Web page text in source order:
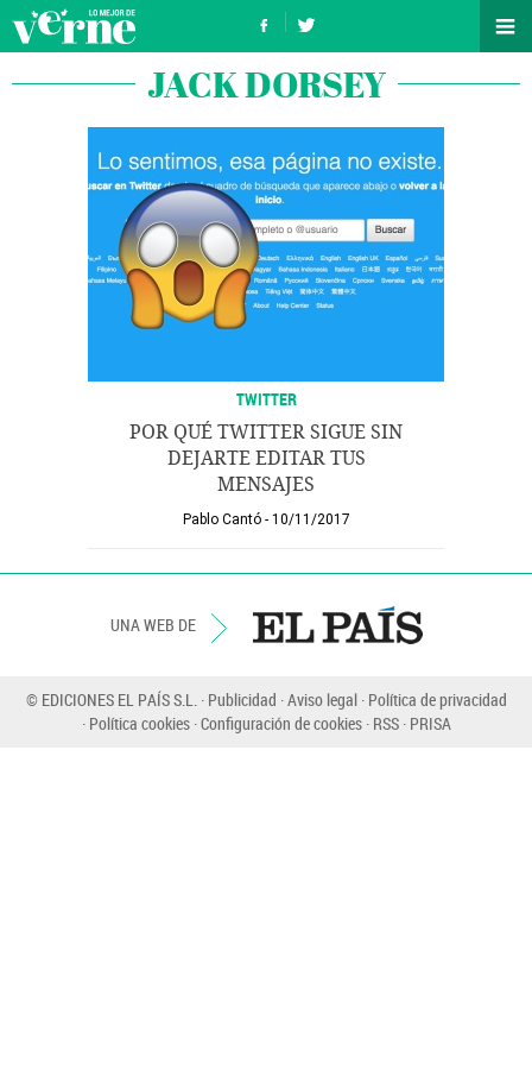
JACK DORSEY
TWITTER
POR QUÉ TWITTER SIGUE SIN
DEJARTE EDITAR TUS
MENSAJES
Pablo Cantó 10/11/2017
UNA WEB DE
© EDICIONES EL PAÍS S.L. Publicidad Aviso legal Política de privacidad
Política cookies Configuración de cookies RSS PRISA